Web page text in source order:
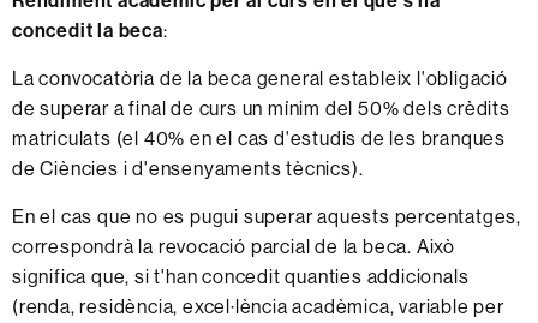
concedit la beca:
La convocatòria de la beca general estableix l'obligació
de superar a final de curs un mínim del 50% dels crèdits
matriculats (el 40% en el cas d'estudis de les branques
de Ciències i d'ensenyaments tècnics).
En el cas que no es pugui superar aquests percentatges,
correspondrà la revocació parcial de la beca. Això
significa que, si t'han concedit quanties addicionals
(renda, residència, excel·lència acadèmica, variable per